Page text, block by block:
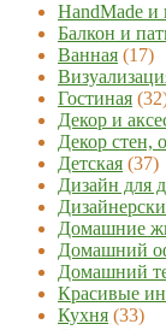
HandMade и
Балкон и
Ванная (17)
Гостиная
Декор и
Декор стен,
Детская (37)
Дизайн для
Домашние
Домашний
Домашний
Красивые
Кухня (33)